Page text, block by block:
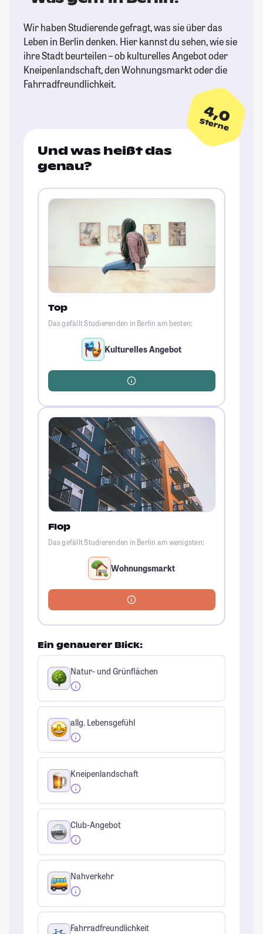
Wir haben Studierende gefragt, was sie über das
Leben in Berlin denken. Hier kannst du sehen, wie sie
ihre Stadt beurteilen – ob kulturelles Angebot oder
Kneipenlandschaft, den Wohnungsmarkt oder die
Fahrradfreundlichkeit.
4,0
Sterne
Und was heißt das
genau?
Top
Das gefällt Studierenden in Berlin am besten:
Kulturelles Angebot
Flop
Das gefällt Studierenden in Berlin am wenigsten:
Wohnungsmarkt
Ein genauerer Blick:
Natur- und Grünflächen
allg. Lebensgefühl
Kneipenlandschaft
Club-Angebot
Nahverkehr
Fahrradfreundlichkeit